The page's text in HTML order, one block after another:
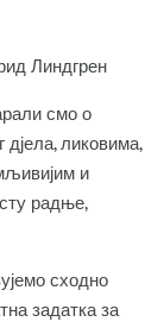
Линдгрен
смо о
ликовима,
и
радње,
сходно
задатка за